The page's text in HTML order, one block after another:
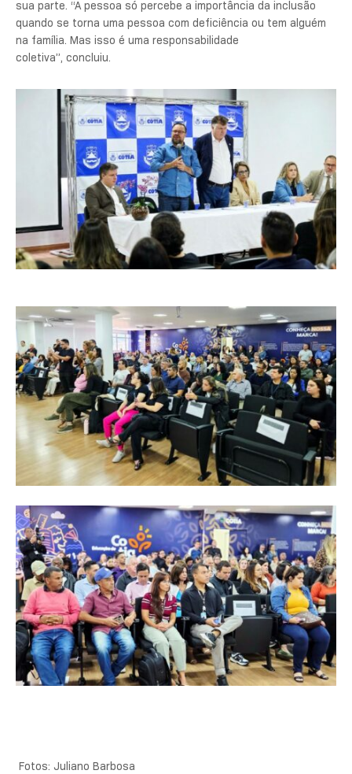
sua parte. “A pessoa só percebe a importância da inclusão
quando se torna uma pessoa com deficiência ou tem alguém
na família. Mas isso é uma responsabilidade
coletiva”, concluiu.
Fotos: Juliano Barbosa